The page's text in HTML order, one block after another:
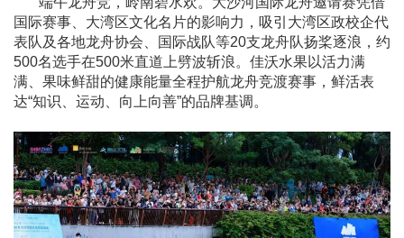
国际赛事、大湾区文化名片的影响力，吸引大湾区政校企代
表队及各地龙舟协会、国际战队等20支龙舟队扬桨逐浪，约
500名选手在500米直道上劈波斩浪。佳沃水果以活力满
满、果味鲜甜的健康能量全程护航龙舟竞渡赛事，鲜活表
达“知识、运动、向上向善”的品牌基调。